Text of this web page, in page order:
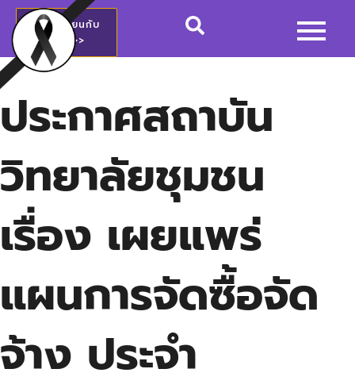
สมัครเรียนกับ
วชช.>>
ประกาศสถาบัน
วิทยาลัยชุมชน
เรื่อง เผยแพร่
แผนการจัดซื้อจัด
จ้าง ประจำ